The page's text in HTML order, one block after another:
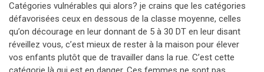
Catégories vulnérables qui alors? je crains que les catégories
défavorisées ceux en dessous de la classe moyenne, celles
qu’on décourage en leur donnant de 5 à 30 DT en leur disant
réveillez vous, c’est mieux de rester à la maison pour élever
vos enfants plutôt que de travailler dans la rue. C’est cette